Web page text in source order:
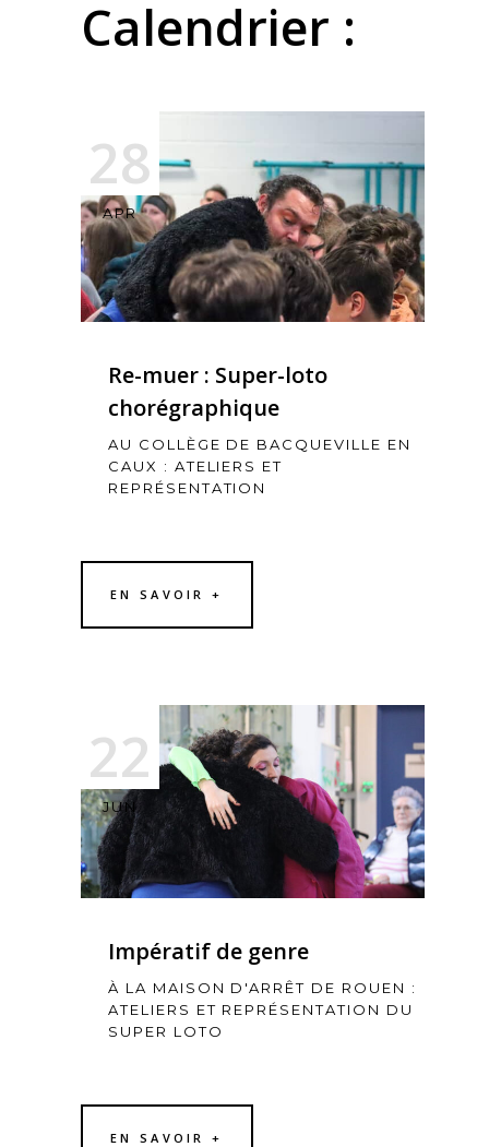
Calendrier :
28
APR
Re-muer : Super-loto
chorégraphique
AU COLLÈGE DE BACQUEVILLE EN
CAUX : ATELIERS ET
REPRÉSENTATION
EN SAVOIR +
22
JUN
Impératif de genre
À LA MAISON D'ARRÊT DE ROUEN :
ATELIERS ET REPRÉSENTATION DU
SUPER LOTO
EN SAVOIR +